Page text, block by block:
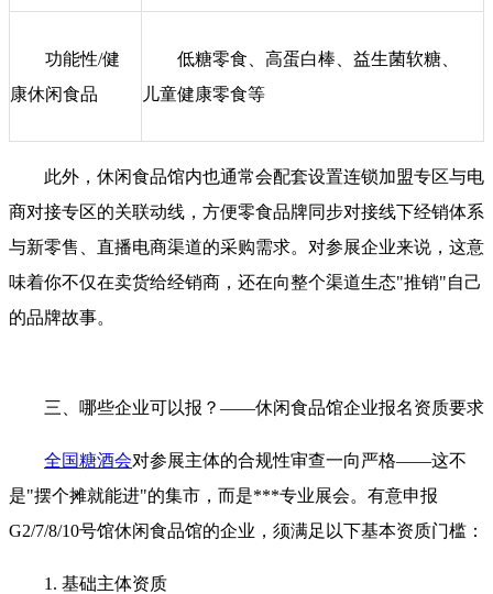
功能性/健
康休闲食品
低糖零食、高蛋白棒、益生菌软糖、
儿童健康零食等
此外，休闲食品馆内也通常会配套设置连锁加盟专区与电
商对接专区的关联动线，方便零食品牌同步对接线下经销体系
与新零售、直播电商渠道的采购需求。对参展企业来说，这意
味着你不仅在卖货给经销商，还在向整个渠道生态"推销"自己
的品牌故事。
三、哪些企业可以报？——休闲食品馆企业报名资质要求
全国糖酒会对参展主体的合规性审查一向严格——这不
是"摆个摊就能进"的集市，而是***专业展会。有意申报
G2/7/8/10号馆休闲食品馆的企业，须满足以下基本资质门槛：
1. 基础主体资质